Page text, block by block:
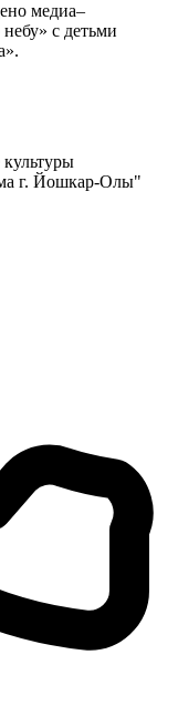
медиа–
с детьми
г. Йошкар-Олы"